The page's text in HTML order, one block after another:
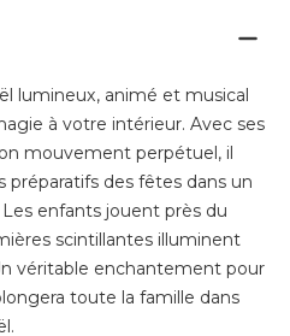
lumineux, animé et musical
à votre intérieur. Avec ses
mouvement perpétuel, il
des fêtes dans un
enfants jouent près du
scintillantes illuminent
véritable enchantement pour
toute la famille dans